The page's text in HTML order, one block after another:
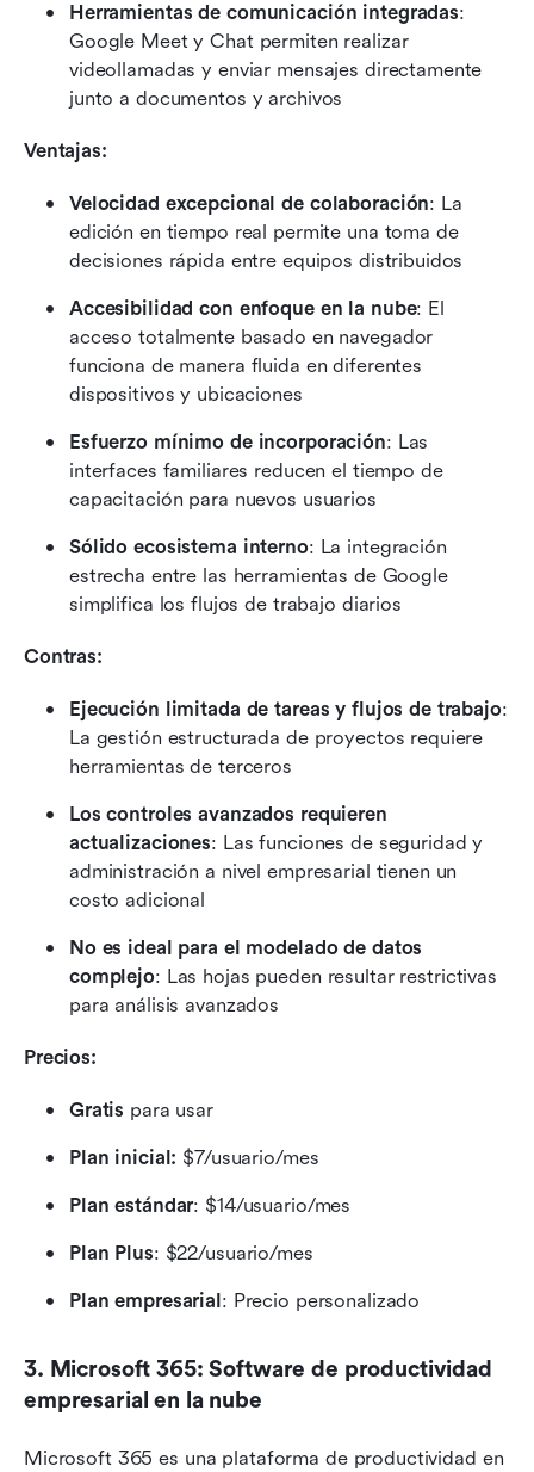
Herramientas de comunicación integradas:
Google Meet y Chat permiten realizar
videollamadas y enviar mensajes directamente
junto a documentos y archivos
Ventajas:
Velocidad excepcional de colaboración: La
edición en tiempo real permite una toma de
decisiones rápida entre equipos distribuidos
Accesibilidad con enfoque en la nube: El
acceso totalmente basado en navegador
funciona de manera fluida en diferentes
dispositivos y ubicaciones
Esfuerzo mínimo de incorporación: Las
interfaces familiares reducen el tiempo de
capacitación para nuevos usuarios
Sólido ecosistema interno: La integración
estrecha entre las herramientas de Google
simplifica los flujos de trabajo diarios
Contras:
Ejecución limitada de tareas y flujos de trabajo:
La gestión estructurada de proyectos requiere
herramientas de terceros
Los controles avanzados requieren
actualizaciones: Las funciones de seguridad y
administración a nivel empresarial tienen un
costo adicional
No es ideal para el modelado de datos
complejo: Las hojas pueden resultar restrictivas
para análisis avanzados
Precios:
Gratis para usar
Plan inicial: $7/usuario/mes
Plan estándar: $14/usuario/mes
Plan Plus: $22/usuario/mes
Plan empresarial : Precio personalizado
3. Microsoft 365: Software de productividad
empresarial en la nube
Microsoft 365 es una plataforma de productividad en